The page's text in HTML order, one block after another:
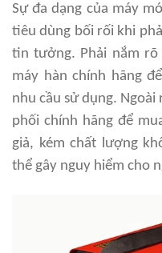
Sự đa dạng của máy
tiêu dùng bối rối khi
tin tưởng. Phải nắm
máy hàn chính hãng
nhu cầu sử dụng.
phối chính hãng để
giả, kém chất lượng
thể gây nguy hiểm cho